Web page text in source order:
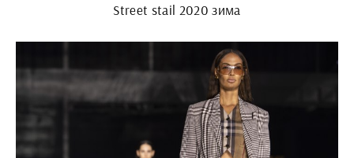
Street stail 2020 зима